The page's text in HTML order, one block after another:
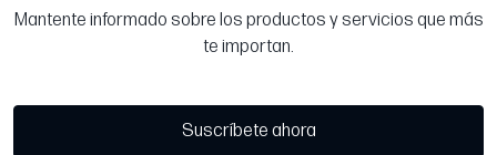
Mantente informado sobre los productos y servicios que más
te importan.
Suscríbete ahora